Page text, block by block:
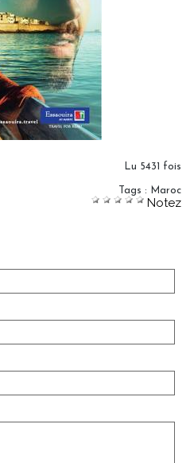
Lu 5431 fois
Tags : Maroc
Notez